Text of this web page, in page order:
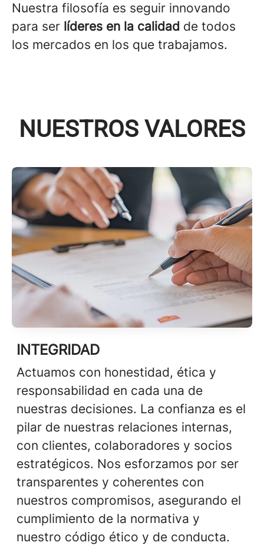
Nuestra filosofía es seguir innovando
para ser líderes en la calidad de todos
los mercados en los que trabajamos.
NUESTROS VALORES
INTEGRIDAD
Actuamos con honestidad, ética y
responsabilidad en cada una de
nuestras decisiones. La confianza es el
pilar de nuestras relaciones internas,
con clientes, colaboradores y socios
estratégicos. Nos esforzamos por ser
transparentes y coherentes con
nuestros compromisos, asegurando el
cumplimiento de la normativa y
nuestro código ético y de conducta.